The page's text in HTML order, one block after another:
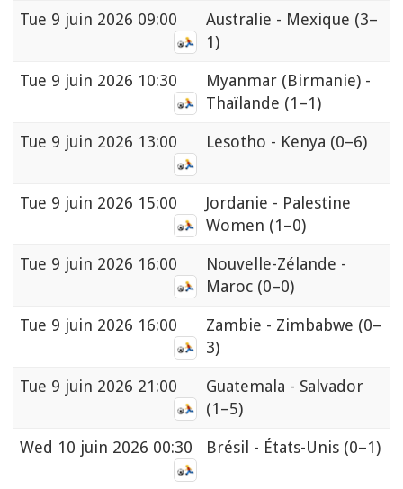
Tue 9 juin 2026 09:00 Australie - Mexique (3–
1)
Tue 9 juin 2026 10:30
Myanmar (Birmanie) -
Thaïlande (1–1)
Tue 9 juin 2026 13:00 Lesotho - Kenya (0–6)
Tue 9 juin 2026 15:00
Jordanie - Palestine
Women (1–0)
Tue 9 juin 2026 16:00
Nouvelle-Zélande -
Maroc (0–0)
Tue 9 juin 2026 16:00 Zambie - Zimbabwe (0–
3)
Tue 9 juin 2026 21:00
Guatemala - Salvador
(1–5)
Wed 10 juin 2026 00:30 Brésil - États-Unis (0–1)